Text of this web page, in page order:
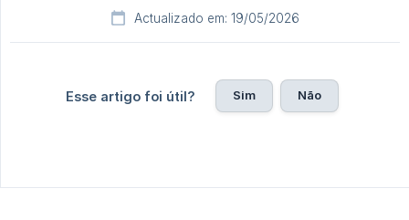
Actualizado em: 19/05/2026
Esse artigo foi útil? Sim Não